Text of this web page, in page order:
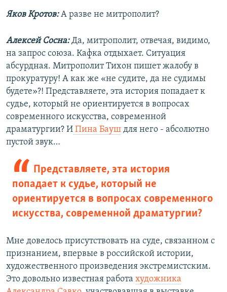
Яков Кротов:А разве не митрополит?
Алексей Сосна:Да, митрополит, отвечая, видимо,
на запрос союза. Кафка отдыхает. Ситуация
абсурдная. Митрополит Тихон пишет жалобу в
прокуратуру! А как же «не судите, да не судимы
будете»?! Представляете, эта история попадает к
судье, который не ориентируется в вопросах
современного искусства, современной
драматургии? И Пина Бауш для него - абсолютно
пустой звук…
Представляете, эта история
попадает к судье, который не
ориентируется в вопросах современного
искусства, современной драматургии?
Мне довелось присутствовать на суде, связанном с
признанием, впервые в российской истории,
художественного произведения экстремистским.
Это довольно известная работа художника